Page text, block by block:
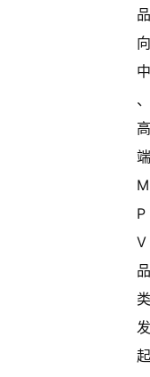
M
P
V